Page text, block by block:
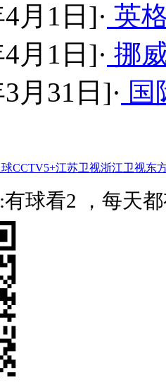
月1日]· 英
月1日]· 挪
月31日]· 国
CCTV5+江苏卫视浙江卫视东
球看2 ，每天